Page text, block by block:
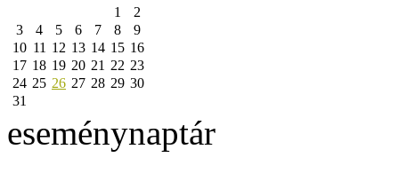
1
2
3
4 5 6 7 8
9
10 11 12 13 14 15 16
17 18 19 20 21 22 23
24 25 26 27 28 29 30
31
eseménynaptár